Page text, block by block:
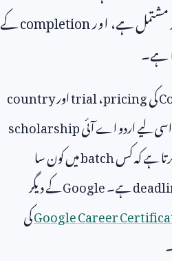
مشتمل ہے، اورcompletionکے
ہے۔
کیpricing،trialاورcountry
لیے اردو اے آئیscholarship
ہے کہ کسbatchمیں کون سا
ہے۔Googleکے دیگر
Google Careerکی